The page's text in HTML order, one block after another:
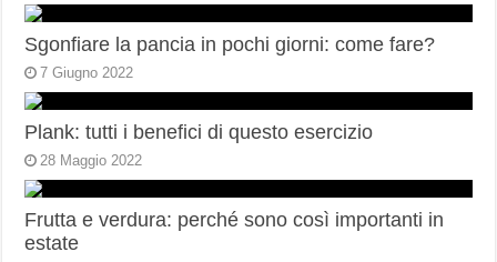
Sgonfiare la pancia in pochi giorni: come fare?
7 Giugno 2022
Plank: tutti i benefici di questo esercizio
28 Maggio 2022
Frutta e verdura: perché sono così importanti in
estate